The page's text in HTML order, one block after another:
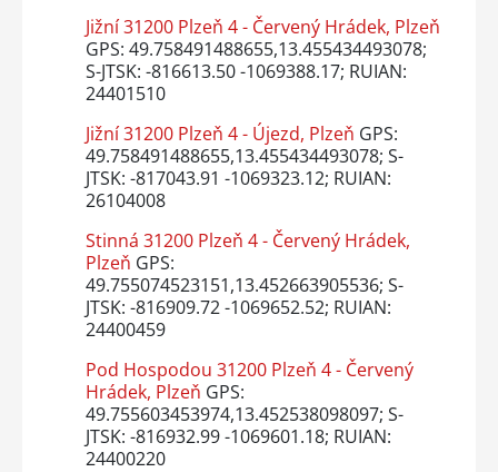
Jižní 31200 Plzeň 4 - Červený Hrádek, Plzeň
GPS: 49.758491488655,13.455434493078;
S-JTSK: -816613.50 -1069388.17; RUIAN:
24401510
Jižní 31200 Plzeň 4 - Újezd, Plzeň GPS:
49.758491488655,13.455434493078; S-
JTSK: -817043.91 -1069323.12; RUIAN:
26104008
Stinná 31200 Plzeň 4 - Červený Hrádek,
Plzeň GPS:
49.755074523151,13.452663905536; S-
JTSK: -816909.72 -1069652.52; RUIAN:
24400459
Pod Hospodou 31200 Plzeň 4 - Červený
Hrádek, Plzeň GPS:
49.755603453974,13.452538098097; S-
JTSK: -816932.99 -1069601.18; RUIAN:
24400220